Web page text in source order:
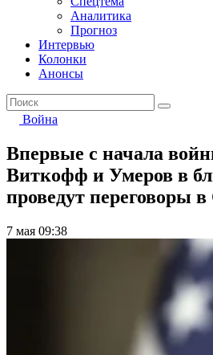
Аналитика
Прогноз
Интервью
Колонки
Анонсы
Война
Впервые с начала
Виткофф и Умеров в
проведут переговоры
7 мая 09:38